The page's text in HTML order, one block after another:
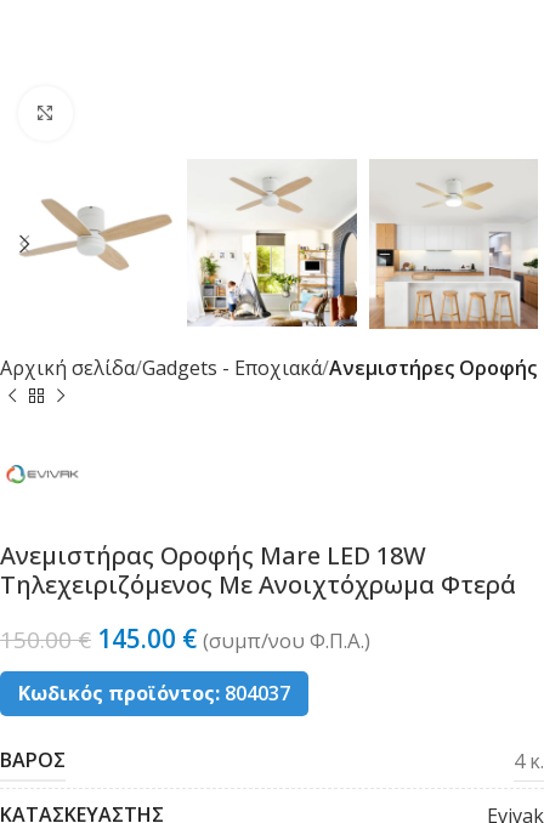
Αρχική σελίδα Gadgets - Εποχιακά Ανεμιστήρες Οροφής
Ανεμιστήρας Οροφής Mare LED 18W
Τηλεχειριζόμενος Με Ανοιχτόχρωμα Φτερά
150.00€ 145.00 € (συµπ/νου Φ.Π.Α.)
Κωδικός προϊόντος: 804037
ΒΑΡΟΣ 4 κ.
ΚΑΤΑΣΚΕΥΑΣΤΗΣ Evivak